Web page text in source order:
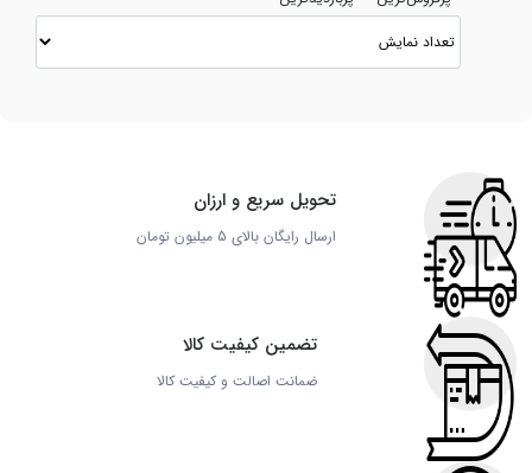
تحویل سریع و ارزان
ارسال رایگان بالای 5 میلیون تومان
تضمین کیفیت کالا
ضمانت اصالت و کیفیت کالا